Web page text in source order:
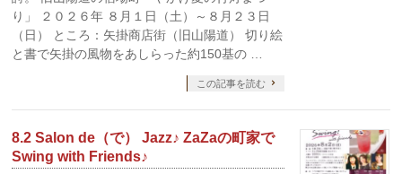
り」 ２０２６年 ８月１日（土）～８月２３日
（日） ところ：矢掛商店街（旧山陽道） 切り絵
と書で矢掛の風物をあしらった約150基の …
この記事を読む
8.2 Salon de（で） Jazz♪ ZaZaの町家で
Swing with Friends♪